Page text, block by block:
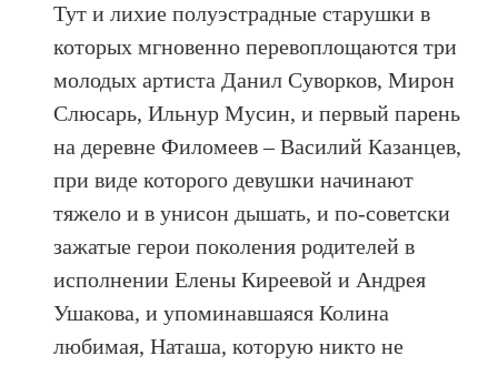
Тут и лихие полуэстрадные старушки в
которых мгновенно перевоплощаются три
молодых артиста Данил Суворков, Мирон
Слюсарь, Ильнур Мусин, и первый парень
на деревне Филомеев – Василий Казанцев,
при виде которого девушки начинают
тяжело и в унисон дышать, и по-советски
зажатые герои поколения родителей в
исполнении Елены Киреевой и Андрея
Ушакова, и упоминавшаяся Колина
любимая, Наташа, которую никто не